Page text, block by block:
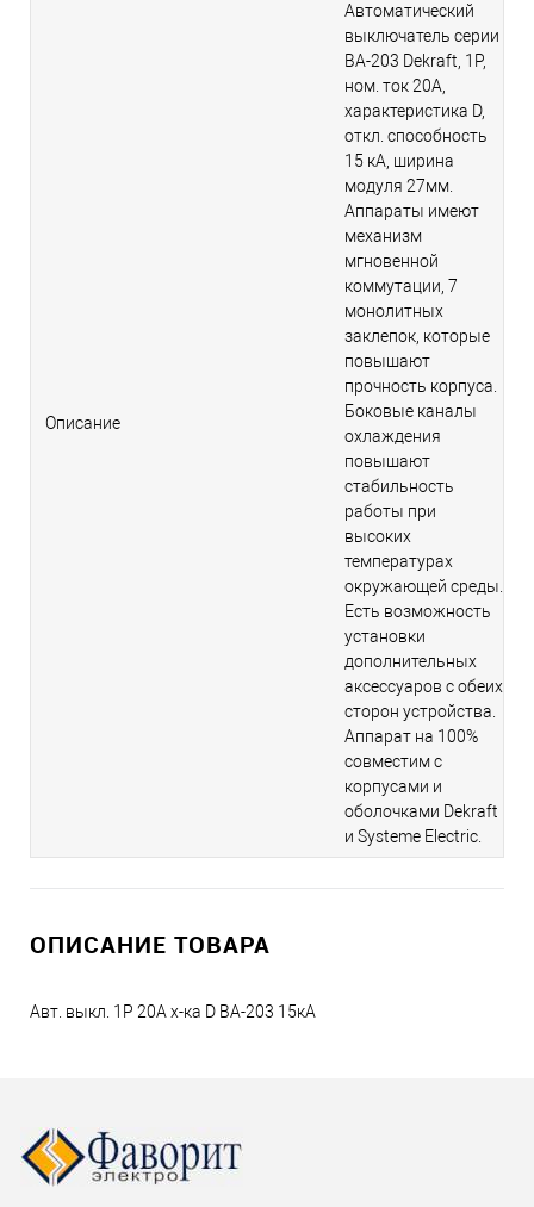
Описание
Автоматический
выключатель серии
ВА-203 Dekraft, 1P,
ном. ток 20А,
характеристика D,
откл. способность
15 кА, ширина
модуля 27мм.
Аппараты имеют
механизм
мгновенной
коммутации, 7
монолитных
заклепок, которые
повышают
прочность корпуса.
Боковые каналы
охлаждения
повышают
стабильность
работы при
высоких
температурах
окружающей среды.
Есть возможность
установки
дополнительных
аксессуаров с обеих
сторон устройства.
Аппарат на 100%
совместим с
корпусами и
оболочками Dekraft
и Systeme Electric.
ОПИСАНИЕ ТОВАРА
Авт. выкл. 1P 20A х-ка D ВА-203 15кА